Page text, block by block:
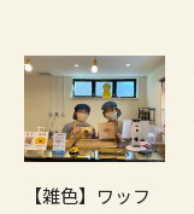
【雑色】ワッフ